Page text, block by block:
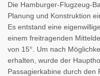
Die Hamburger-Flugzeug-
Planung und Konstruktion
Es entstand eine
einem freitragenden
von 15°. Um nach
erhalten, wurde der
Passagierkabine durch den